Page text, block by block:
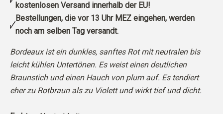
kostenlosen Versand innerhalb der EU!
Bestellungen, die vor 13 Uhr MEZ eingehen, werden
noch am selben Tag versandt.
Bordeaux ist ein dunkles, sanftes Rot mit neutralen bis
leicht kühlen Untertönen. Es weist einen deutlichen
Braunstich und einen Hauch von plum auf. Es tendiert
eher zu Rotbraun als zu Violett und wirkt tief und dicht.